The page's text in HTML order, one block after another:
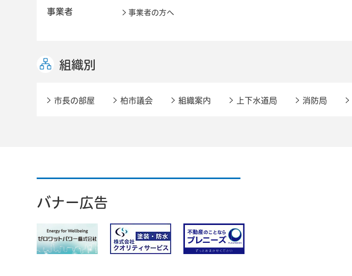
事業者 事業者の方へ
組織別
市長の部屋 柏市議会 組織案内 上下水道局 消防局
バナー広告